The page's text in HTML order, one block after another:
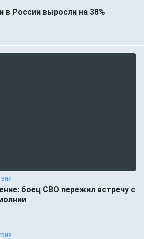
в России выросли на 38%
боец СВО пережил встречу с